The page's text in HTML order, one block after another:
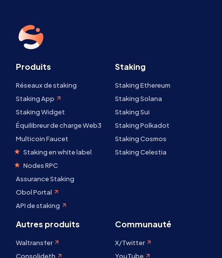
Produits
Réseaux de staking
Staking App
Staking Widget
Équilibreur de charge Web3
Multicoin Faucet
Staking en white label
Nodes RPC
Assurance Staking
Obol Portal
API de staking
Staking
Staking Ethereum
Staking Solana
Staking Sui
Staking Polkadot
Staking Cosmos
Staking Celestia
Autres produits
Waltransfer
Consolideth
Communauté
X/Twitter
YouTube